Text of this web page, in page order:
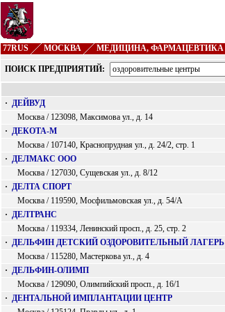
77RUS МОСКВА МЕДИЦИНА, ФАРМАЦЕВТИКА
ПОИСК ПРЕДПРИЯТИЙ:
· ДЕЙВУД
Москва / 123098, Максимова ул., д. 14
· ДЕКОТА-М
Москва / 107140, Краснопрудная ул., д. 24/2, стр. 1
· ДЕЛМАКС ООО
Москва / 127030, Сущевская ул., д. 8/12
· ДЕЛТА СПОРТ
Москва / 119590, Мосфильмовская ул., д. 54/А
· ДЕЛТРАНС
Москва / 119334, Ленинский просп., д. 25, стр. 2
· ДЕЛЬФИН ДЕТСКИЙ ОЗДОРОВИТЕЛЬНЫЙ ЛАГЕРЬ
Москва / 115280, Мастеркова ул., д. 4
· ДЕЛЬФИН-ОЛИМП
Москва / 129090, Олимпийский просп., д. 16/1
· ДЕНТАЛЬНОЙ ИМПЛАНТАЦИИ ЦЕНТР